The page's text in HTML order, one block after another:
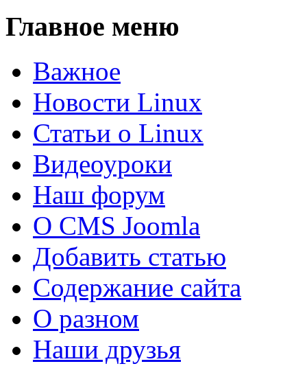
Главное меню
Важное
Новости Linux
Статьи о Linux
Видеоуроки
Наш форум
О CMS Joomla
Добавить статью
Содержание сайта
О разном
Наши друзья